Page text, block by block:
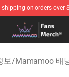
shipping on orders over
- Official
보/Mamamoo 배